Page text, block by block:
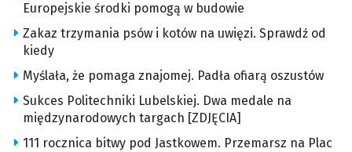
Europejskie środki pomogą w budowie
Zakaz trzymania psów i kotów na uwięzi. Sprawdź od
kiedy
Myślała, że pomaga znajomej. Padła ofiarą oszustów
Sukces Politechniki Lubelskiej. Dwa medale na
międzynarodowych targach [ZDJĘCIA]
111 rocznica bitwy pod Jastkowem. Przemarsz na Plac